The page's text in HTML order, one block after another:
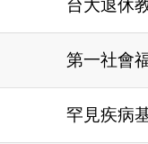
台大退休
第一社會
罕見疾病